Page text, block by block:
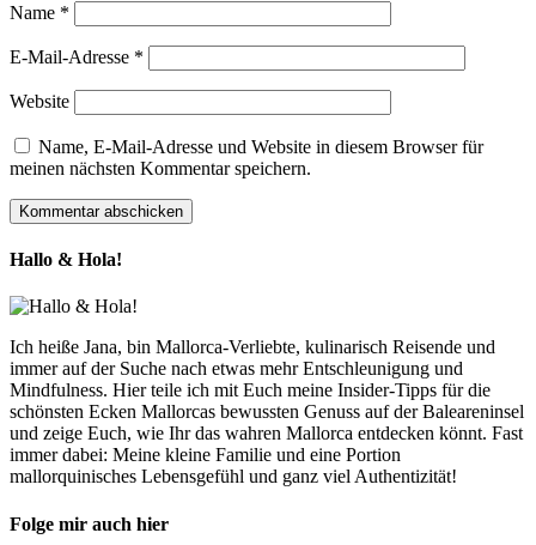
Name *
E-Mail-Adresse *
Website
Name, E-Mail-Adresse und Website in diesem Browser für
meinen nächsten Kommentar speichern.
Hallo & Hola!
Ich heiße Jana, bin Mallorca-Verliebte, kulinarisch Reisende und
immer auf der Suche nach etwas mehr Entschleunigung und
Mindfulness. Hier teile ich mit Euch meine Insider-Tipps für die
schönsten Ecken Mallorcas bewussten Genuss auf der Baleareninsel
und zeige Euch, wie Ihr das wahren Mallorca entdecken könnt. Fast
immer dabei: Meine kleine Familie und eine Portion
mallorquinisches Lebensgefühl und ganz viel Authentizität!
Folge mir auch hier